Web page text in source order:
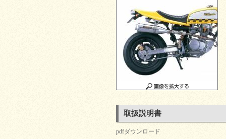
取扱説明書
pdfダウンロード